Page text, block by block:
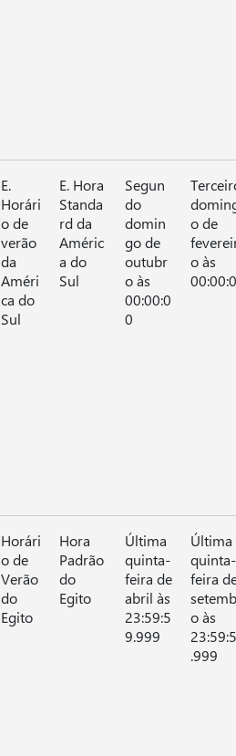
E.
Horári
o de
verão
da
Améri
ca do
Sul
E. Hora
Standa
rd da
Améric
a do
Sul
Segun
do
domin
go de
outubr
o às
00:00:0
0
o de
o às
Horári
o de
Verão
do
Egito
Hora
Padrão
do
Egito
Última
quinta-
feira de
abril às
23:59:5
9.999
Última
quinta-
feira
o às
.999